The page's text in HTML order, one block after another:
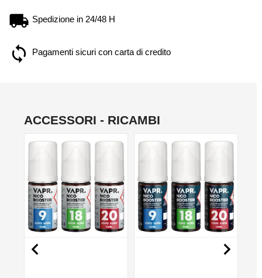
Spedizione in 24/48 H
Pagamenti sicuri con carta di credito
ACCESSORI - RICAMBI
 